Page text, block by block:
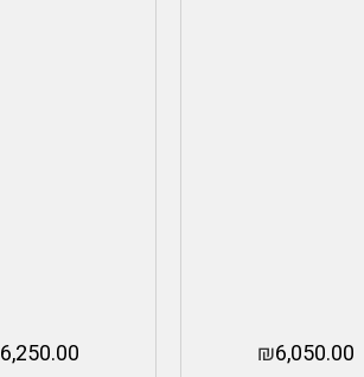
₪6,050.00
6,250.00